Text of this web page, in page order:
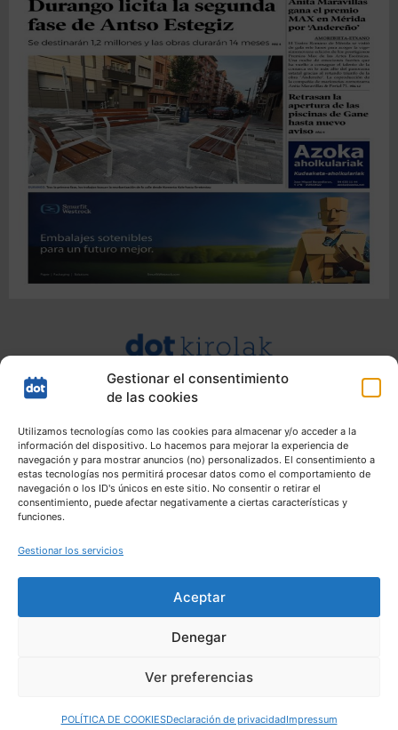
Gestionar el consentimiento
de las cookies
Utilizamos tecnologías como las cookies para almacenar y/o acceder a la
información del dispositivo. Lo hacemos para mejorar la experiencia de
navegación y para mostrar anuncios (no) personalizados. El consentimiento a
estas tecnologías nos permitirá procesar datos como el comportamiento de
navegación o los ID's únicos en este sitio. No consentir o retirar el
consentimiento, puede afectar negativamente a ciertas características y
funciones.
Gestionar los servicios
Aceptar
Denegar
Ver preferencias
POLÍTICA DE COOKIESDeclaración de privacidadImpressum
Aviso Legal |Política de Privacidad |
Copyright © 2026Durangaldeko Agenda.Todos los derechos